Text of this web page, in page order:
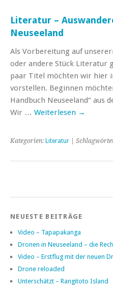
Literatur –
Neuseeland
Als Vorbereitung auf
oder andere Stück Literatur
paar Titel möchten wir hier
vorstellen. Beginnen
Handbuch Neuseeland“ aus
Wir … Weiterlesen →
Kategorien: Literatur |
NEUESTE BEITRÄGE
Video – Tapapakanga
Dronen in Neuseeland – die
Video – Erstflug mit der neuen
Drone reloaded
Unterschätzt – Rangitoto Island